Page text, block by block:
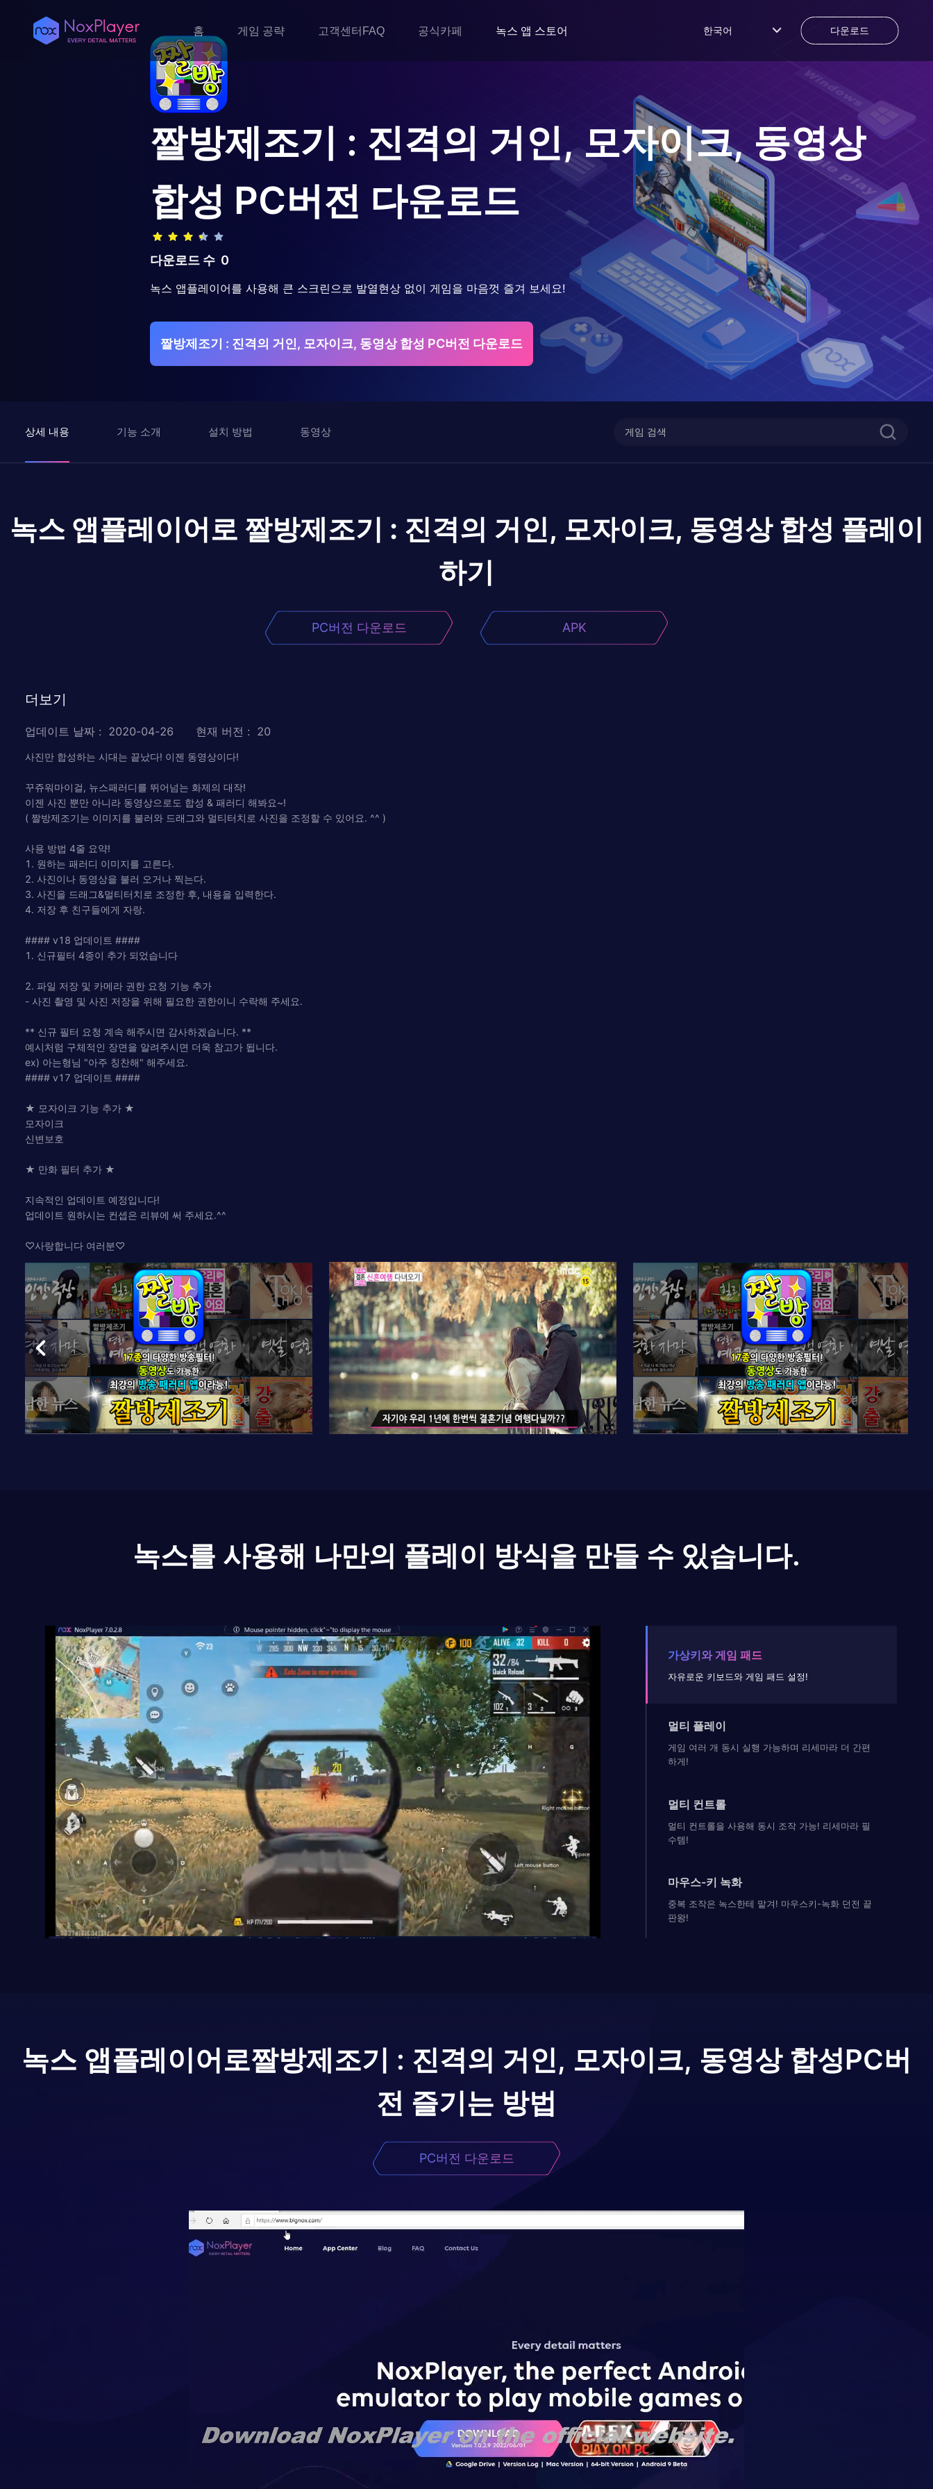
홈 게임 공략 고객센터FAQ 공식카페 녹스 앱 스토어 한국어 다운로드
짤방제조기 : 진격의 거인, 모자이크, 동영상
합성 PC버전 다운로드
다운로드 수 0
녹스 앱플레이어를 사용해 큰 스크린으로 발열현상 없이 게임을 마음껏 즐겨 보세요!
짤방제조기 : 진격의 거인, 모자이크, 동영상 합성 PC버전 다운로드
상세 내용 기능 소개 설치 방법 동영상
녹스 앱플레이어로 짤방제조기 : 진격의 거인, 모자이크, 동영상 합성 플레이
하기
PC버전 다운로드 APK
더보기
업데이트 날짜 : 2020-04-26 현재 버전 : 20
사진만 합성하는 시대는 끝났다! 이젠 동영상이다!
꾸쥬워마이걸, 뉴스패러디를 뛰어넘는 화제의 대작!
이젠 사진 뿐만 아니라 동영상으로도 합성 & 패러디 해봐요~!
( 짤방제조기는 이미지를 불러와 드래그와 멀티터치로 사진을 조정할 수 있어요. ^^ )
사용 방법 4줄 요약!
1. 원하는 패러디 이미지를 고른다.
2. 사진이나 동영상을 불러 오거나 찍는다.
3. 사진을 드래그&멀티터치로 조정한 후, 내용을 입력한다.
4. 저장 후 친구들에게 자랑.
#### v18 업데이트 ####
1. 신규필터 4종이 추가 되었습니다
2. 파일 저장 및 카메라 권한 요청 기능 추가
- 사진 촬영 및 사진 저장을 위해 필요한 권한이니 수락해 주세요.
** 신규 필터 요청 계속 해주시면 감사하겠습니다. **
예시처럼 구체적인 장면을 알려주시면 더욱 참고가 됩니다.
ex) 아는형님 "아주 칭찬해" 해주세요.
#### v17 업데이트 ####
★ 모자이크 기능 추가 ★
모자이크
신변보호
★ 만화 필터 추가 ★
지속적인 업데이트 예정입니다!
업데이트 원하시는 컨셉은 리뷰에 써 주세요.^^
♡사랑합니다 여러분♡
녹스를 사용해 나만의 플레이 방식을 만들 수 있습니다.
가상키와 게임 패드
자유로운 키보드와 게임 패드 설정!
멀티 플레이
게임 여러 개 동시 실행 가능하며 리세마라 더 간편
하게!
멀티 컨트롤
멀티 컨트롤을 사용해 동시 조작 가능! 리세마라 필
수템!
마우스-키 녹화
중복 조작은 녹스한테 맡겨! 마우스키-녹화 던전 끝
판왕!
녹스 앱플레이어로짤방제조기 : 진격의 거인, 모자이크, 동영상 합성PC버
전 즐기는 방법
PC버전 다운로드